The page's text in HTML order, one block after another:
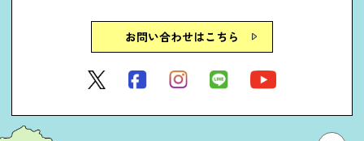
お問い合わせはこちら